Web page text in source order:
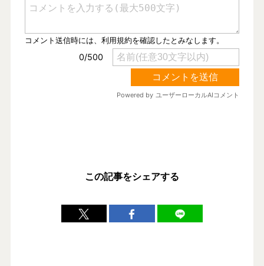
この記事をシェアする